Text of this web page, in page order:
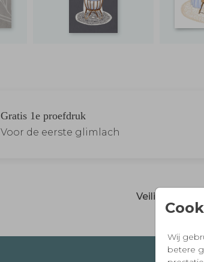
Wij
betere
Gratis 1e proefdruk
Voor de eerste glimlach
Veilig en